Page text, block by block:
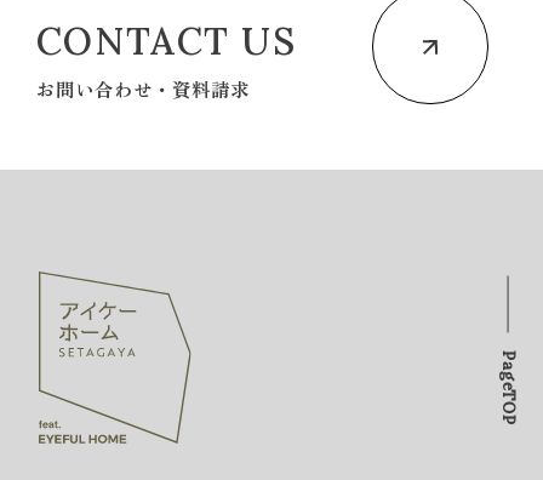
CONTACT US
お問い合わせ・資料請求
PageTOP